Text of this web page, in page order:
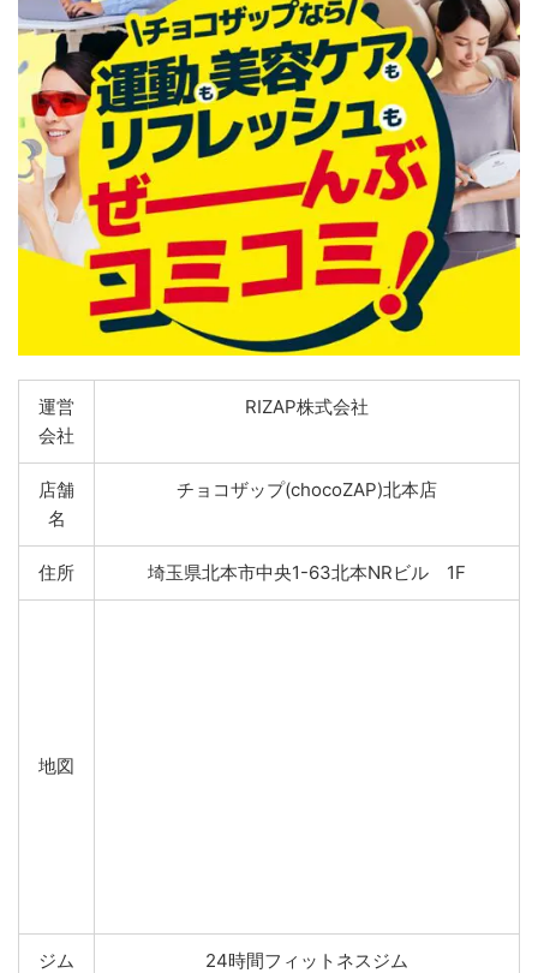
運営
会社
RIZAP株式会社
店舗
名
チョコザップ(chocoZAP)北本店
住所 埼玉県北本市中央1-63北本NRビル 1F
地図
ジム
24時間フィットネスジム